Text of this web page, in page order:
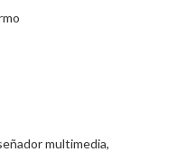
multimedia,